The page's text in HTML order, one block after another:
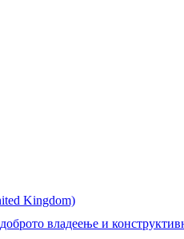
владеење и